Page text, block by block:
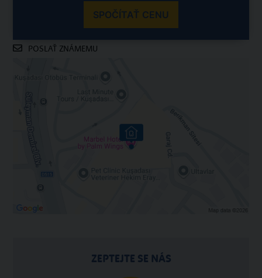
SPOČÍTAŤ CENU
POSLAŤ ZNÁMEMU
ZEPTEJTE SE NÁS